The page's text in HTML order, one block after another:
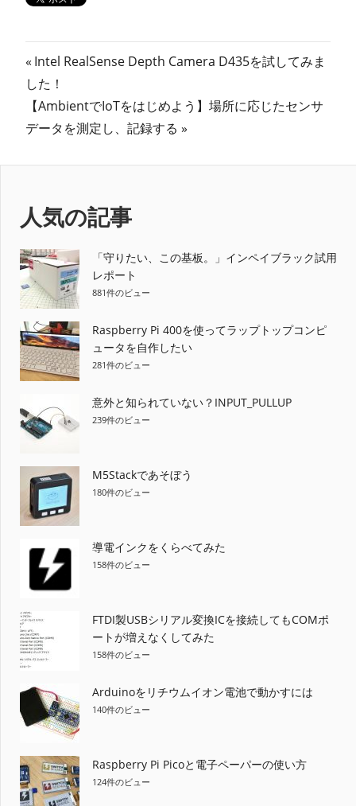
投
稿
ナ
ビ
ー
シ
ョ
ン
前
の
記
事:
Intel RealSense Depth Camera D435を試してみま
した！
次
の
【AmbientでIoTをはじめよう】場所に応じたセンサ
データを測定し、記録する
人気の記事
「守りたい、この基板。」インペイブラック試用
レポート
881件のビュー
Raspberry Pi 400を使ってラップトップコンピ
ュータを自作したい
281件のビュー
意外と知られていない？INPUT_PULLUP
239件のビュー
M5Stackであそぼう
180件のビュー
導電インクをくらべてみた
158件のビュー
FTDI製USBシリアル変換ICを接続してもCOMポ
ートが増えなくしてみた
158件のビュー
Arduinoをリチウムイオン電池で動かすには
140件のビュー
Raspberry Pi Picoと電子ペーパーの使い方
124件のビュー